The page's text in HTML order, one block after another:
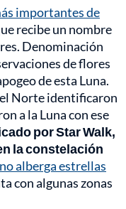
importantes de
recibe un nombre
Denominación
de flores
de esta Luna.
Norte identificaron
a la Luna con ese
por Star Walk,
la constelación
alberga estrellas
con algunas zonas